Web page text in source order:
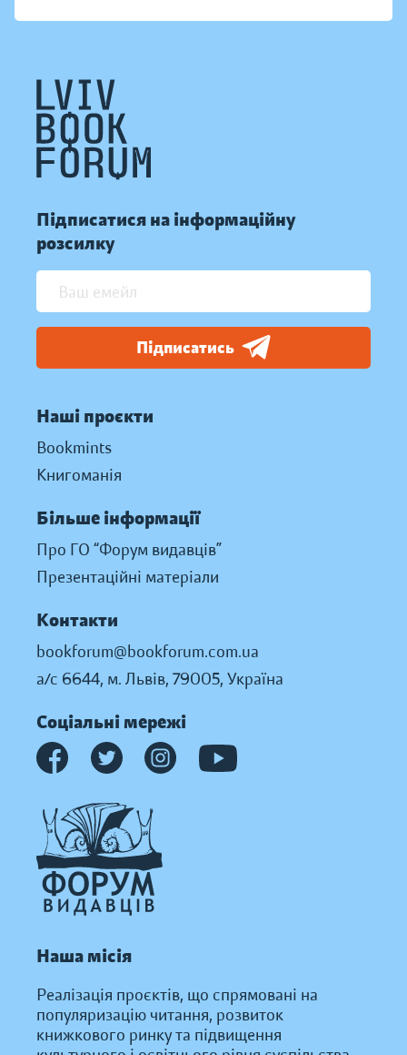
Підписатися на інформаційну
розсилку
Підписатись
Наші проєкти
Bookmints
Книгоманія
Більше інформації
Про ГО “Форум видавців”
Презентаційні матеріали
Контакти
bookforum@bookforum.com.ua
а/с 6644, м. Львів, 79005, Україна
Соціальні мережі
Наша місія
Реалізація проєктів, що спрямовані на
популяризацію читання, розвиток
книжкового ринку та підвищення